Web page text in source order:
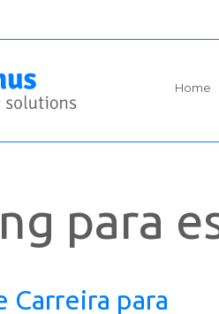
Home
para
Carreira para